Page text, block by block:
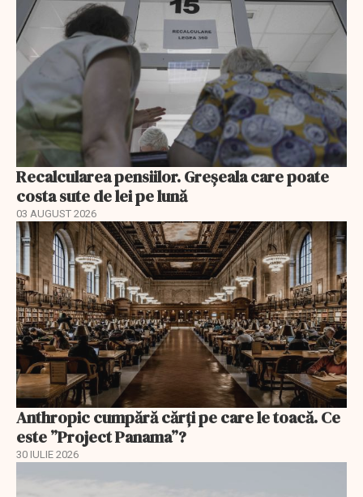
Recalcularea pensiilor. Greșeala care poate
costa sute de lei pe lună
03 AUGUST 2026
Anthropic cumpără cărți pe care le toacă. Ce
este ”Project Panama”?
30 IULIE 2026